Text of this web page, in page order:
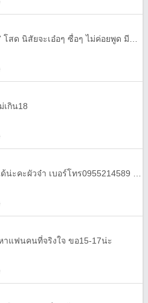
เกิน18
าแฟนคนที่จริงใจ ขอ15-17น่ะ